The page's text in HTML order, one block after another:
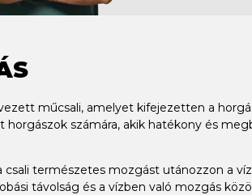
műcsali, amelyet kifejezetten a
számára, akik hatékony és
természetes mozgást utánozzon a
távolság és a vízben való mozgás